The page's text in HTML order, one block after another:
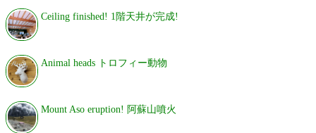
Ceiling finished! 1階天井が完成!
Animal heads トロフィー動物
Mount Aso eruption! 阿蘇山噴火